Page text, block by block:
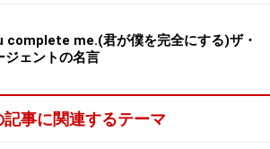
complete me.(君が僕を完全にする)ザ・
ジェントの名言
記事に関連するテーマ